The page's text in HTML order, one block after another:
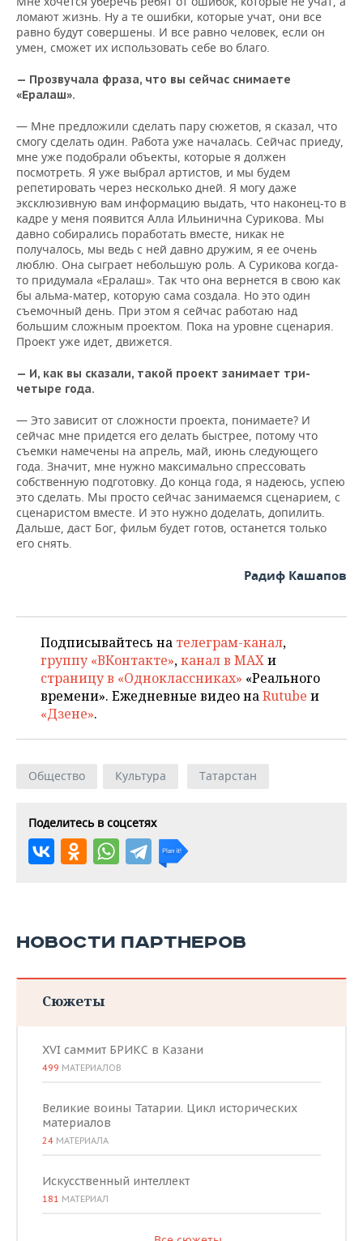
ломают жизнь. Ну а те ошибки, которые учат, они все
равно будут совершены. И все равно человек, если он
умен, сможет их использовать себе во благо.
— Прозвучала фраза, что вы сейчас снимаете
«Ералаш».
— Мне предложили сделать пару сюжетов, я сказал, что
смогу сделать один. Работа уже началась. Сейчас приеду,
мне уже подобрали объекты, которые я должен
посмотреть. Я уже выбрал артистов, и мы будем
репетировать через несколько дней. Я могу даже
эксклюзивную вам информацию выдать, что наконец-то в
кадре у меня появится Алла Ильинична Сурикова. Мы
давно собирались поработать вместе, никак не
получалось, мы ведь с ней давно дружим, я ее очень
люблю. Она сыграет небольшую роль. А Сурикова когда-
то придумала «Ералаш». Так что она вернется в свою как
бы альма-матер, которую сама создала. Но это один
съемочный день. При этом я сейчас работаю над
большим сложным проектом. Пока на уровне сценария.
Проект уже идет, движется.
— И, как вы сказали, такой проект занимает три-
четыре года.
— Это зависит от сложности проекта, понимаете? И
сейчас мне придется его делать быстрее, потому что
съемки намечены на апрель, май, июнь следующего
года. Значит, мне нужно максимально спрессовать
собственную подготовку. До конца года, я надеюсь, успею
это сделать. Мы просто сейчас занимаемся сценарием, с
сценаристом вместе. И это нужно доделать, допилить.
Дальше, даст Бог, фильм будет готов, останется только
его снять.
Радиф Кашапов
Подписывайтесь на телеграм-канал,
группу «ВКонтакте»,канал в MAXи
страницу в «Одноклассниках» «Реального
времени». Ежедневные видео наRutube и
«Дзене».
Общество Культура Татарстан
Поделитесь в соцсетях
НОВОСТИ ПАРТНЕРОВ
Сюжеты
XVI саммит БРИКС в Казани
499 МАТЕРИАЛОВ
Великие воины Татарии. Цикл исторических
материалов
24 МАТЕРИАЛА
Искусственный интеллект
181 МАТЕРИАЛ